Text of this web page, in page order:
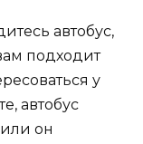
автобус,
подходит
у
автобус
он